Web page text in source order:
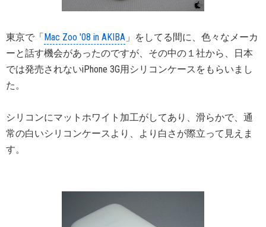
東京で「Mac Zoo '08 in AKIBA 」をしてる間に、色々なメーカ
ーと話す機会があったのですが、その中の１社から、日本
では発売されないiPhone 3G用シリコンケースをもらいまし
た。
シリコンにマットホワイト加工がしてあり、滑らかで、通
常の白いシリコンケースより、より白さが際立って見えま
す。